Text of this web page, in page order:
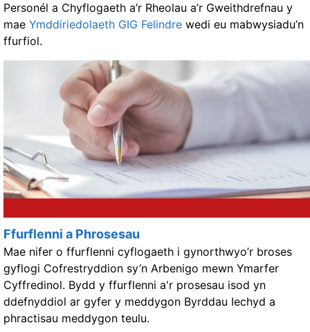
Personél a Chyflogaeth a’r Rheolau a’r Gweithdrefnau y
mae Ymddiriedolaeth GIG Felindre wedi eu mabwysiadu’n
ffurfiol.
Ffurflenni a Phrosesau
Mae nifer o ffurflenni cyflogaeth i gynorthwyo’r broses
gyflogi Cofrestryddion sy’n Arbenigo mewn Ymarfer
Cyffredinol. Bydd y ffurflenni a'r prosesau isod yn
ddefnyddiol ar gyfer y meddygon Byrddau Iechyd a
phractisau meddygon teulu.